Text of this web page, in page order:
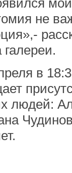
не
в
людей: